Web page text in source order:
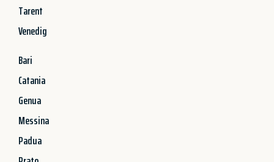
Tarent
Venedig
Bari
Catania
Genua
Messina
Padua